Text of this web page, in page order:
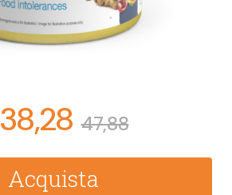
38,28 47,88
Acquista